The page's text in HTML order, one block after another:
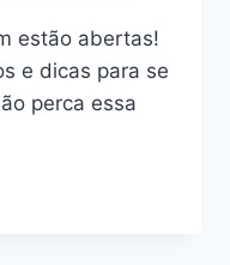
estão abertas!
e dicas para se
perca essa